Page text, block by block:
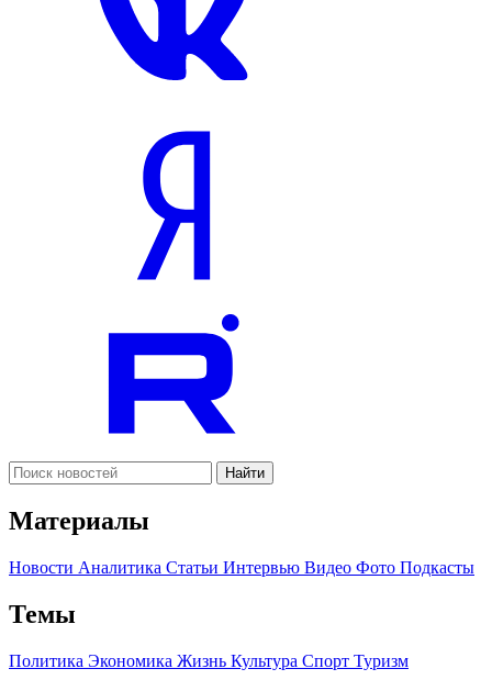
Найти
Материалы
Новости Аналитика Статьи Интервью Видео Фото Подкасты
Темы
Политика Экономика Жизнь Культура Спорт Туризм